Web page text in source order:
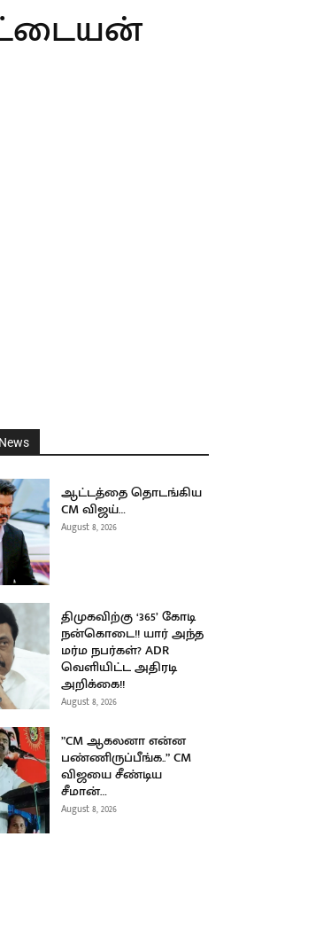
ஆட்டத்தை தொடங்கிய
CM விஜய்…
August 8, 2026
திமுகவிற்கு ‘365’ கோடி
நன்கொடை!! யார் அந்த
மர்ம நபர்கள்? ADR
வெளியிட்ட அதிரடி
அறிக்கை!!
August 8, 2026
”CM ஆகலனா என்ன
பண்ணிருப்பீங்க..” CM
விஜயை சீண்டிய
சீமான்…
August 8, 2026